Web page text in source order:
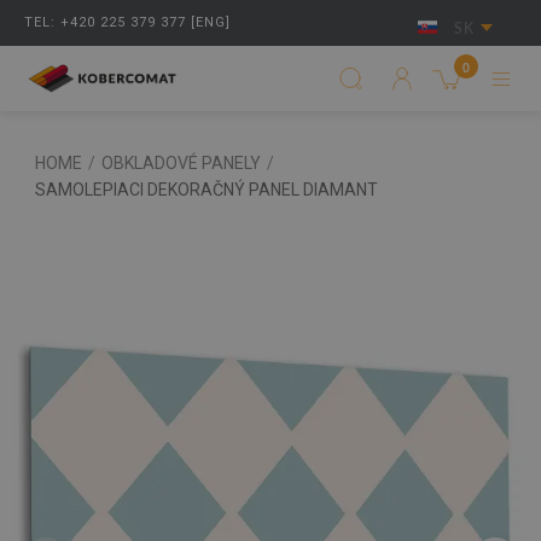
TEL: +420 225 379 377 [ENG] SK
0
HOME / OBKLADOVÉ PANELY /
SAMOLEPIACI DEKORAČNÝ PANEL DIAMANT